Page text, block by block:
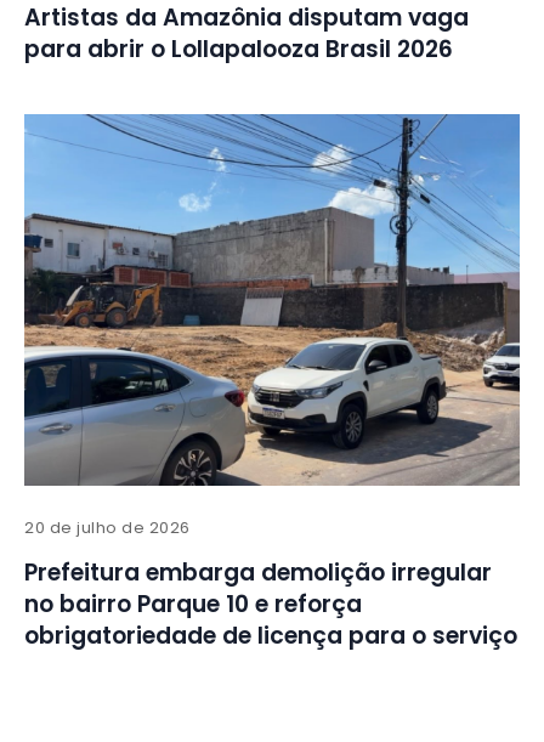
Artistas da Amazônia disputam vaga
para abrir o Lollapalooza Brasil 2026
20 de julho de 2026
Prefeitura embarga demolição irregular
no bairro Parque 10 e reforça
obrigatoriedade de licença para o serviço